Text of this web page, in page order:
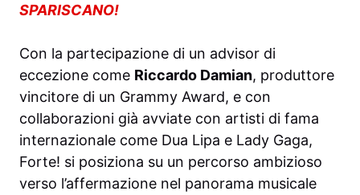
SPARISCANO!
Con la partecipazione di un advisor di
eccezione come Riccardo Damian, produttore
vincitore di un Grammy Award, e con
collaborazioni già avviate con artisti di fama
internazionale come Dua Lipa e Lady Gaga,
Forte! si posiziona su un percorso ambizioso
verso l’affermazione nel panorama musicale